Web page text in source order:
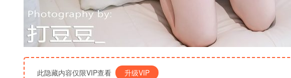
此隐藏内容仅限VIP查看 升级VIP